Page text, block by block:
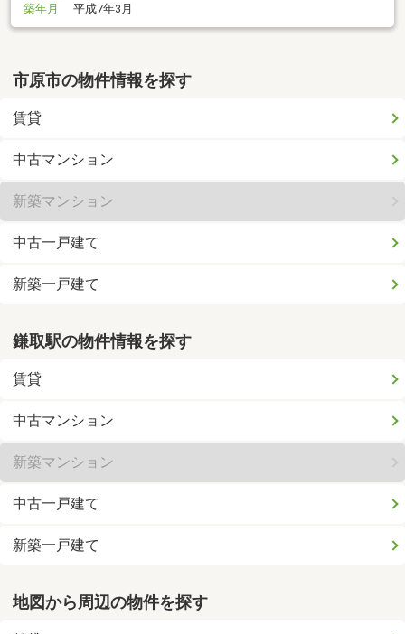
築年月
平成7年3月
市原市の物件情報を探す
賃貸
中古マンション
新築マンション
中古一戸建て
新築一戸建て
鎌取駅の物件情報を探す
賃貸
中古マンション
新築マンション
中古一戸建て
新築一戸建て
地図から周辺の物件を探す